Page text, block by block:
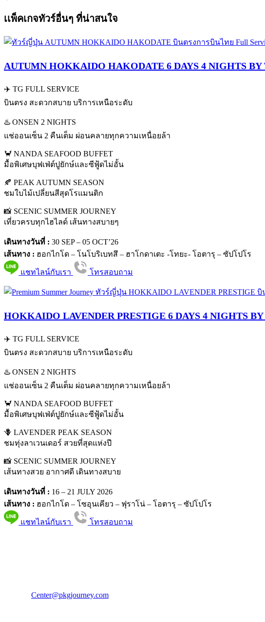
เเพ็คเกจทัวร์อื่นๆ ที่น่าสนใจ
AUTUMN HOKKAIDO HAKODATE 6 DAYS 4 NIGHTS BY
✈️ TG FULL SERVICE
บินตรง สะดวกสบาย บริการเหนือระดับ
♨️ ONSEN 2 NIGHTS
แช่ออนเซ็น 2 คืนเต็ม ผ่อนคลายทุกความเหนื่อยล้า
🦀 NANDA SEAFOOD BUFFET
มื้อพิเศษบุฟเฟ่ต์ปูยักษ์และซีฟู้ดไม่อั้น
🍂 PEAK AUTUMN SEASON
ชมใบไม้เปลี่ยนสีสุดโรแมนติก
📸 SCENIC SUMMER JOURNEY
เที่ยวครบทุกไฮไลด์ เส้นทางสบายๆ
เดินทางวันที่ : 30 SEP – 05 OCT’26
เส้นทาง : ฮอกไกโด – โนโบริเบทสึ – ฮาโกดาเตะ -โทยะ- โอตารุ – ซัปโปโร
แชทไลน์กับเรา โทรสอบถาม
HOKKAIDO LAVENDER PRESTIGE 6 DAYS 4 NIGHTS BY
✈️ TG FULL SERVICE
บินตรง สะดวกสบาย บริการเหนือระดับ
♨️ ONSEN 2 NIGHTS
แช่ออนเซ็น 2 คืนเต็ม ผ่อนคลายทุกความเหนื่อยล้า
🦀 NANDA SEAFOOD BUFFET
มื้อพิเศษบุฟเฟ่ต์ปูยักษ์และซีฟู้ดไม่อั้น
🪻 LAVENDER PEAK SEASON
ชมทุ่งลาเวนเดอร์ สวยที่สุดแห่งปี
📸 SCENIC SUMMER JOURNEY
เส้นทางสวย อากาศดี เดินทางสบาย
เดินทางวันที่ : 16 – 21 JULY 2026
เส้นทาง : ฮอกไกโด – โซอุนเคียว – ฟุราโน่ – โอตารุ – ซัปโปโร
แชทไลน์กับเรา โทรสอบถาม
Center@pkgjourney.com